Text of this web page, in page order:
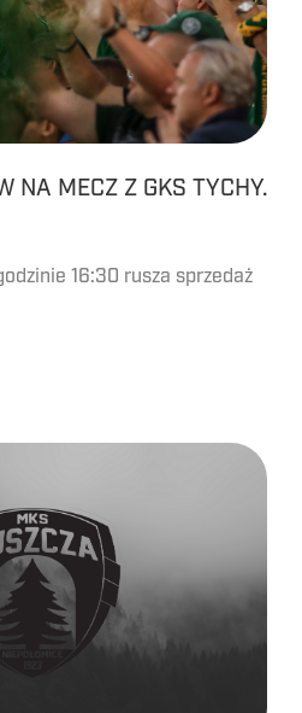
NA MECZ Z GKS TYCHY.
16:30 rusza sprzedaż